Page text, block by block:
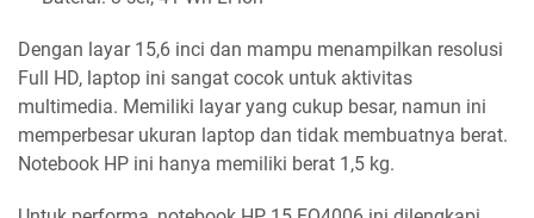
Dengan layar 15,6 inci dan mampu menampilkan resolusi
Full HD, laptop ini sangat cocok untuk aktivitas
multimedia. Memiliki layar yang cukup besar, namun ini
memperbesar ukuran laptop dan tidak membuatnya berat.
Notebook HP ini hanya memiliki berat 1,5 kg.